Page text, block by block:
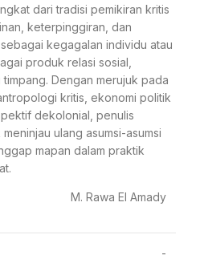
dari tradisi pemikiran kritis
keterpinggiran, dan
kegagalan individu atau
produk relasi sosial,
Dengan merujuk pada
kritis, ekonomi politik
dekolonial, penulis
ulang asumsi-asumsi
mapan dalam praktik
M. Rawa El Amady